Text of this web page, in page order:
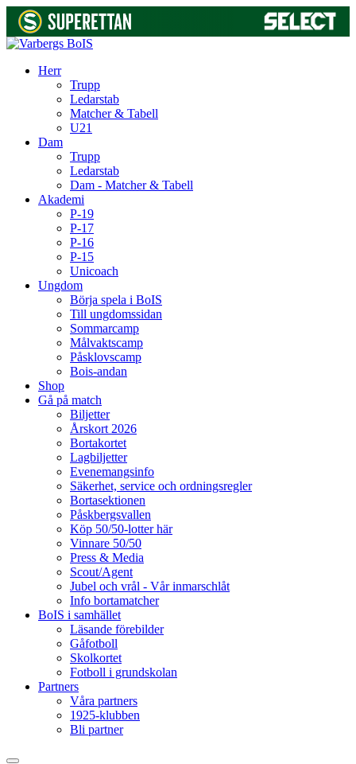
Herr
Trupp
Ledarstab
Matcher & Tabell
U21
Dam
Trupp
Ledarstab
Dam - Matcher & Tabell
Akademi
P-19
P-17
P-16
P-15
Unicoach
Ungdom
Börja spela i BoIS
Till ungdomssidan
Sommarcamp
Målvaktscamp
Påsklovscamp
Bois-andan
Shop
Gå på match
Biljetter
Årskort 2026
Bortakortet
Lagbiljetter
Evenemangsinfo
Säkerhet, service och ordningsregler
Bortasektionen
Påskbergsvallen
Köp 50/50-lotter här
Vinnare 50/50
Press & Media
Scout/Agent
Jubel och vrål - Vår inmarschlåt
Info bortamatcher
BoIS i samhället
Läsande förebilder
Gåfotboll
Skolkortet
Fotboll i grundskolan
Partners
Våra partners
1925-klubben
Bli partner